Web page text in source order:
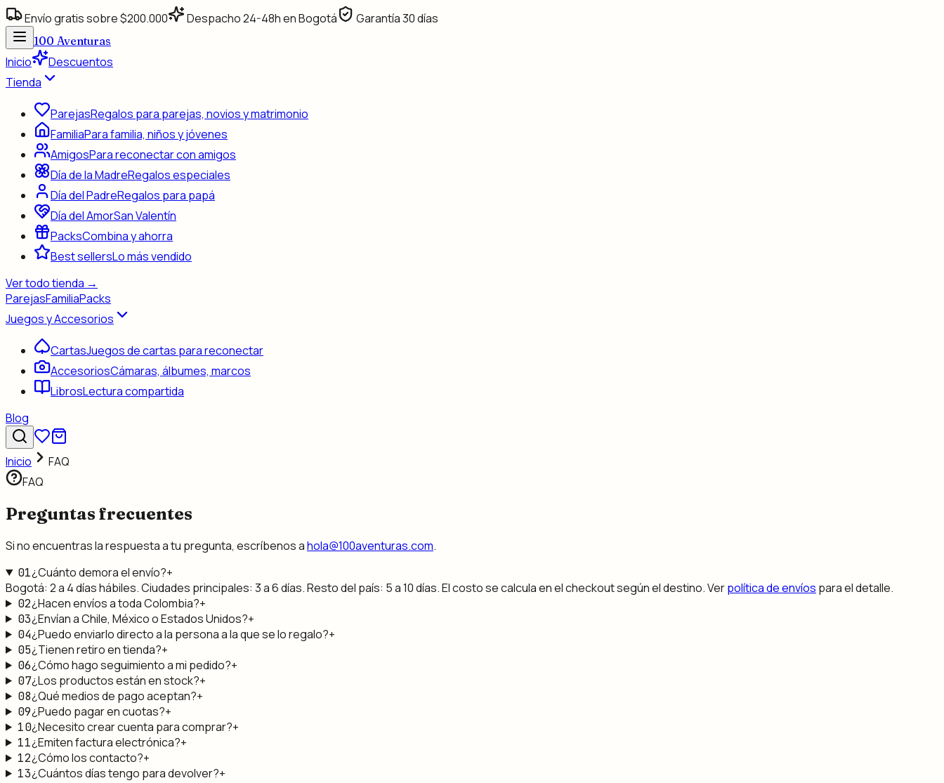
Envío gratis sobre $200.000 Despacho 24-48h en Bogotá Garantía 30 días
100 Aventuras
Inicio
Descuentos
Tienda
ParejasRegalos para parejas, novios y matrimonio
FamiliaPara familia, niños y jóvenes
AmigosPara reconectar con amigos
Día de la MadreRegalos especiales
Día del PadreRegalos para papá
Día del AmorSan Valentín
PacksCombina y ahorra
Best sellersLo más vendido
Ver todotienda →
ParejasFamiliaPacks
Juegos y Accesorios
CartasJuegos de cartas para reconectar
AccesoriosCámaras, álbumes, marcos
LibrosLectura compartida
Blog
Inicio
FAQ
FAQ
Preguntas frecuentes
Si no encuentras la respuesta a tu pregunta, escríbenos ahola@100aventuras.com.
01¿Cuánto demora el envío?+
Bogotá: 2 a 4 días hábiles. Ciudades principales: 3 a 6 días. Resto del país: 5 a 10 días. El costo se calcula en el checkout según el destino. Verpolítica de envíos para el detalle.
02¿Hacen envíos a toda Colombia?+
03¿Envían a Chile, México o Estados Unidos?+
04¿Puedo enviarlo directo a la persona a la que se lo regalo?+
05¿Tienen retiro en tienda?+
06¿Cómo hago seguimiento a mi pedido?+
07¿Los productos están en stock?+
08¿Qué medios de pago aceptan?+
09¿Puedo pagar en cuotas?+
10¿Necesito crear cuenta para comprar?+
11¿Emiten factura electrónica?+
12¿Cómo los contacto?+
13¿Cuántos días tengo para devolver?+